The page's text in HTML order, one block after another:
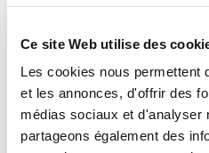
Ce site Web utilise des
Les cookies nous permettent
et les annonces, d'offrir des
médias sociaux et d'analyser
partageons également des
un témoin dans
3,00€ Ajouter au panier